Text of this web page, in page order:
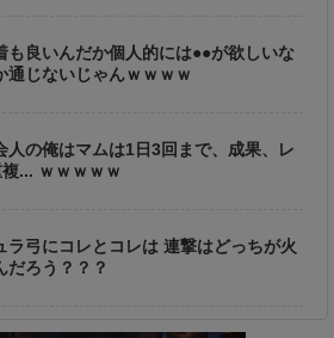
も良いんだか個人的には●●が欲しいな
じないじゃんｗｗｗｗ
人の俺はマムは1日3回まで、成果、レ
... ｗｗｗｗｗ
ラ弓にコレとコレは 連撃はどっちが火
だろう？？？